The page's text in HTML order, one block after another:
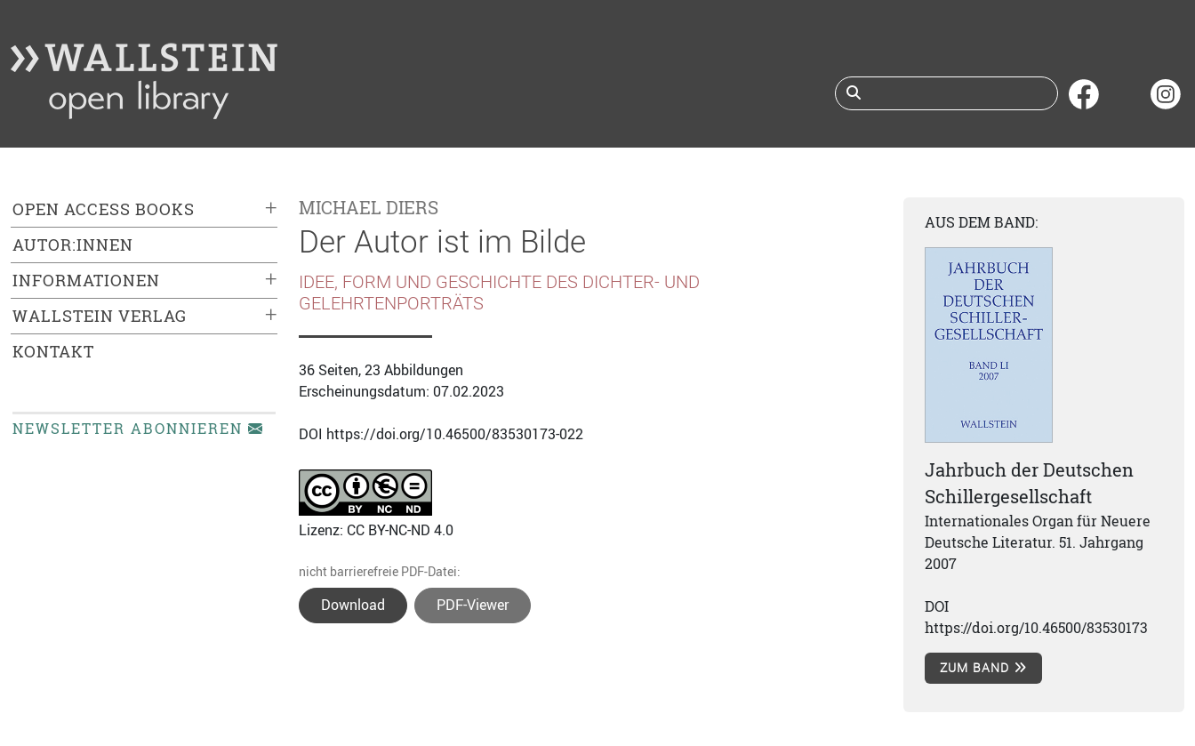
Suche nach
+
OPEN ACCESS BOOKS
AUTOR:INNEN
+
INFORMATIONEN
+
WALLSTEIN VERLAG
KONTAKT
NEWSLETTER ABONNIEREN
MICHAEL DIERS
Der Autor ist im Bilde
IDEE, FORM UND GESCHICHTE DES DICHTER- UND
GELEHRTENPORTRÄTS
36 Seiten, 23 Abbildungen
Erscheinungsdatum: 07.02.2023
DOI https://doi.org/10.46500/83530173-022
Lizenz: CC BY-NC-ND 4.0
nicht barrierefreie PDF-Datei:
Download PDF-Viewer
AUS DEM BAND:
Jahrbuch der Deutschen
Schillergesellschaft
Internationales Organ für Neuere
Deutsche Literatur. 51. Jahrgang
2007
DOI
https://doi.org/10.46500/83530173
ZUM BAND